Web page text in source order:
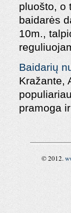
pluošto, o
baidarės
10m.,
Baidarių
Kražante,
pramoga
© 2012.
RSS